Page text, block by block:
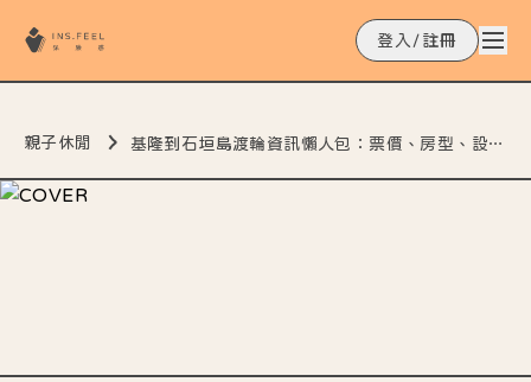
登入/註冊
親子休閒 基隆到石垣島渡輪資訊懶人包：票價、房型、設施一次看